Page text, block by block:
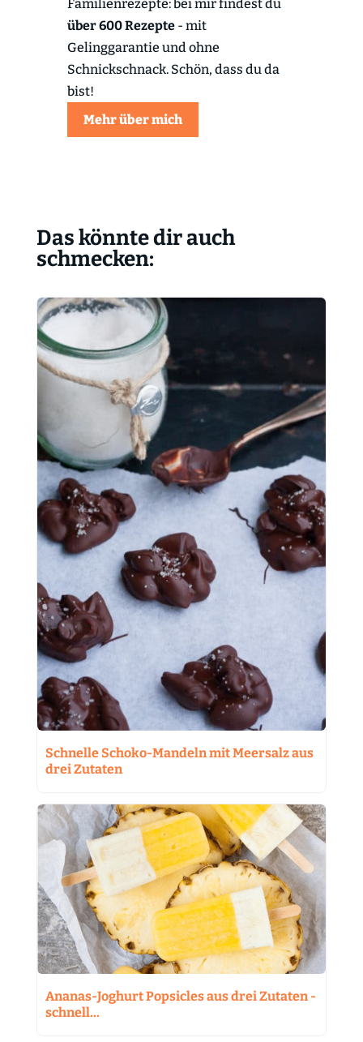
Familienrezepte: bei mir findest du
über 600 Rezepte- mit
Gelinggarantie und ohne
Schnickschnack. Schön, dass du da
bist!
Mehr über mich
Das könnte dir auch
schmecken:
Schnelle Schoko-Mandeln mit Meersalz aus
drei Zutaten
Ananas-Joghurt Popsicles aus drei Zutaten -
schnell…